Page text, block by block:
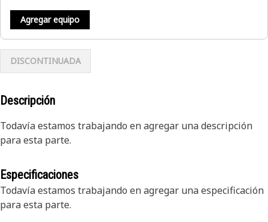
Agregar equipo
DISCONTINUADA
Descripción
Todavía estamos trabajando en agregar una descripción
para esta parte.
Especificaciones
Todavía estamos trabajando en agregar una especificación
para esta parte.